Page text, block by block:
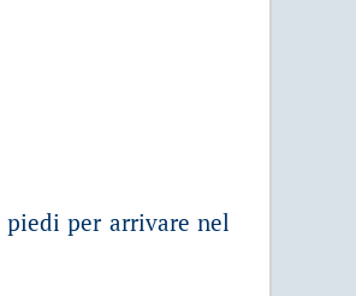
per arrivare nel